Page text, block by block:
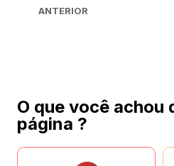
ANTERIOR
O que você achou
página ?